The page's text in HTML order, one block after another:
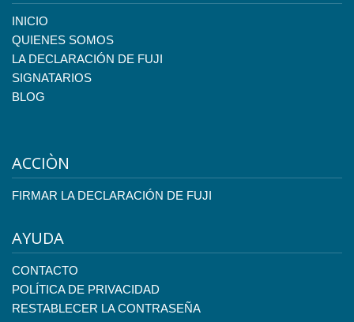
INICIO
QUIENES SOMOS
LA DECLARACIÓN DE FUJI
SIGNATARIOS
BLOG
ACCIÒN
FIRMAR LA DECLARACIÓN DE FUJI
AYUDA
CONTACTO
POLÍTICA DE PRIVACIDAD
RESTABLECER LA CONTRASEÑA